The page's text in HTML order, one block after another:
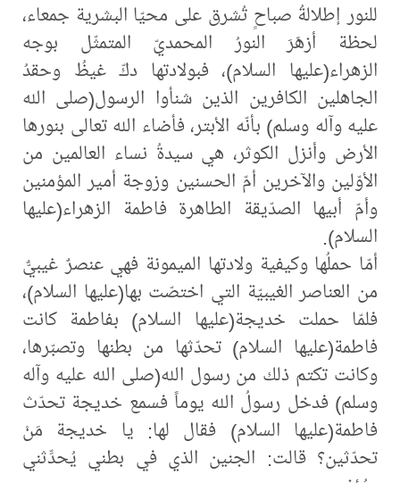
للنور إطلالةُ صباحٍ تُشرق على محيّا البشرية جمعاء،
لحظة أزهَرَ النورُ المحمديّ المتمثّل بوجه
الزهراء(عليها السلام)، فبولادتها دكّ غيظُ وحقدُ
الجاهلين الكافرين الذين شنأوا الرسول(صلى الله
عليه وآله وسلم) بأنّه الأبتر، فأضاء الله تعالى بنورها
الأرض وأنزل الكوثر، هي سيدةُ نساء العالمين من
الأوّلين والآخرين أمّ الحسنين وزوجة أمير المؤمنين
وأمّ أبيها الصدّيقة الطاهرة فاطمة الزهراء(عليها
السلام).
أمّا حملُها وكيفية ولادتها الميمونة فهي عنصرٌ غيبيٌّ
من العناصر الغيبيّة التي اختصّت بها(عليها السلام)،
فلمّا حملت خديجة(عليها السلام) بفاطمة كانت
فاطمة(عليها السلام) تحدّثها من بطنها وتصبّرها،
وكانت تكتم ذلك من رسول الله(صلى الله عليه وآله
وسلم) فدخل رسولُ الله يوماً فسمع خديجة تحدّث
فاطمة(عليها السلام) فقال لها: يا خديجة مَنْ
تحدّثين؟ قالت: الجنين الذي في بطني يُحدِّثني